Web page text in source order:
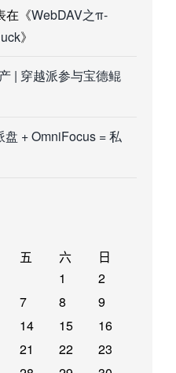
在《WebDAV之π-
》
| 穿越派参与宝德鲲
盘 + OmniFocus = 私
五 六 日
1
2
7 8
9
14 15
16
21 22
23